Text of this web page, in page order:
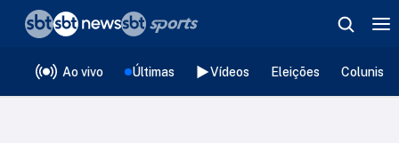
Ao vivo Últimas Vídeos Eleições
❮voltar
Editorias